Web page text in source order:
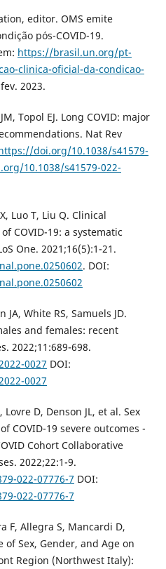
editor. OMS emite
pós-COVID-19.
https://brasil.un.org/pt-
clinica-oficial-da-condicao-
2023.
Topol EJ. Long COVID: major
Nat Rev
doi.org/10.1038/s41579-
10.1038/s41579-022-
Luo T, Liu Q. Clinical
COVID-19: a systematic
One. 2021;16(5):1-21.
. DOI:
White RS, Samuels JD.
and females: recent
2022;11:689-698.
0027 DOI:
0027
Lovre D, Denson JL, et al. Sex
COVID-19 severe outcomes -
Cohort Collaborative
2022;22:1-9.
022-07776-7 DOI:
022-07776-7
F, Allegra S, Mancardi D,
of Sex, Gender, and Age on
Region (Northwest Italy):